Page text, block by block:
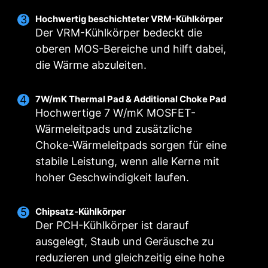
Hochwertig beschichteter VRM-Kühlkörper
Der VRM-Kühlkörper bedeckt die
oberen MOS-Bereiche und hilft dabei,
die Wärme abzuleiten.
7W/mK Thermal Pad & Additional Choke Pad
Hochwertige 7 W/mK MOSFET-
Wärmeleitpads und zusätzliche
Choke-Wärmeleitpads sorgen für eine
stabile Leistung, wenn alle Kerne mit
hoher Geschwindigkeit laufen.
Chipsatz-Kühlkörper
Der PCH-Kühlkörper ist darauf
ausgelegt, Staub und Geräusche zu
reduzieren und gleichzeitig eine hohe
FOR CPU COOLER
FOR LIQUID COOLER
Supports auto-detect
FOR SYSTEM FAN
COMBO-LÜFTERANSCHLUSS
Mehrere Profile
Speichere bis zu 5 Profile für verschiedene
Situationen
Intelligenter Lüfter & Manueller Lüfter
Intelligenter Lüfter
Erlaubt dir die Temperaturkurve mit den 4
Manueller Lüfter
Erlaubt dir die manuelle Änderung der
Temperatur um einen bestimmten Prozentsatz
Nutzer-Szenario
Folge dem MSI Center Modus
Passe die Lüftereinstellungen entsprechend
BIOS Mode
Lüftereinstellungen im BIOS anpassen
Anpassen nach Nutzer
Passe deine Einstellungen selbst an